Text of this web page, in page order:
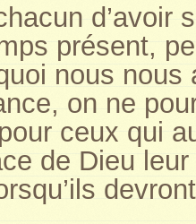
d’avoir
présent,
nous
on ne
ceux qui
de Dieu